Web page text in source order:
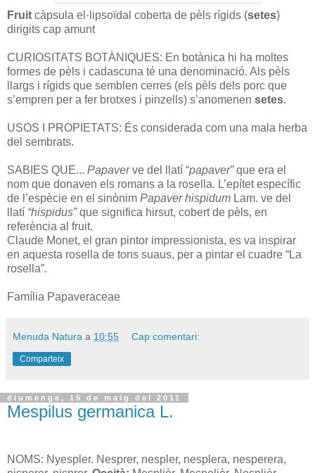
Fruit càpsula el·lipsoïdal coberta de pèls rígids (setes)
dirigits cap amunt
CURIOSITATS BOTÀNIQUES: En botànica hi ha moltes
formes de pèls i cadascuna té una denominació. Als pèls
llargs i rígids que semblen cerres (els pèls dels porc que
s’empren per a fer brotxes i pinzells) s’anomenen setes.
USOS I PROPIETATS: És considerada com una mala herba
del sembrats.
SABIES QUE... Papaverve del llatí “papaver”que era el
nom que donaven els romans a la rosella. L’epítet específic
de l’espècie en el sinònim Papaver hispidum Lam. ve del
llatí “hispidus”que significa hirsut, cobert de pèls, en
referència al fruit.
Claude Monet, el gran pintor impressionista, es va inspirar
en aquesta rosella de tons suaus, per a pintar el cuadre “La
rosella”.
Família Papaveraceae
Menuda Natura a 10:55 Cap comentari:
Comparteix
diumenge, 15 de maig del 2011
Mespilus germanica L.
NOMS: Nyespler. Nesprer, nespler, nesplera, nesperera,